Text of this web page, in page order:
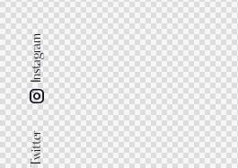
Twitter
Instagram